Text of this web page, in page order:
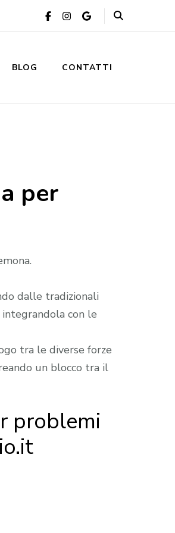
BLOG CONTATTI
per
dalle tradizionali
con le
tra le diverse forze
un blocco tra il
problemi